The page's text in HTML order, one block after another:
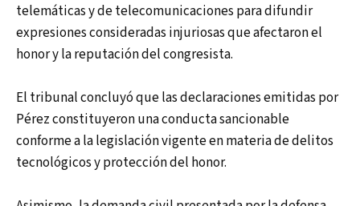
telemáticas y de telecomunicaciones para difundir
expresiones consideradas injuriosas que afectaron el
honor y la reputación del congresista.
El tribunal concluyó que las declaraciones emitidas por
Pérez constituyeron una conducta sancionable
conforme a la legislación vigente en materia de delitos
tecnológicos y protección del honor.